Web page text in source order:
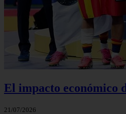
El impacto económico
21/07/2026